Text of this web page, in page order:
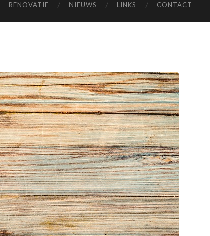
RENOVATIE NIEUWS LINKS CONTACT